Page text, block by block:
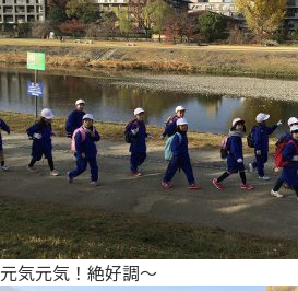
元気元気！絶好調～